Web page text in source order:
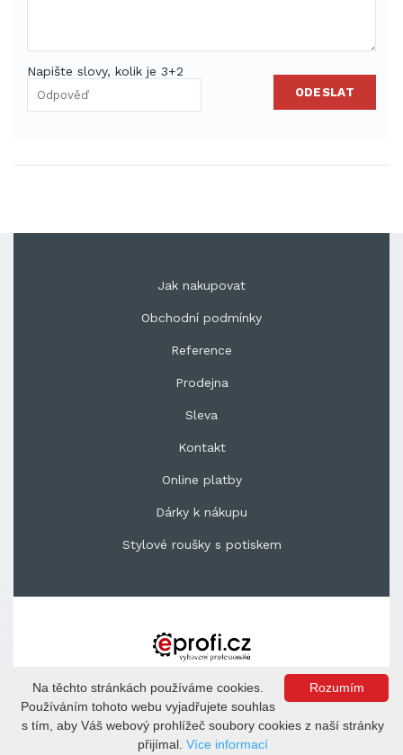
Napište slovy, kolik je 3+2
ODESLAT
Jak nakupovat
Obchodní podmínky
Reference
Prodejna
Sleva
Kontakt
Online platby
Dárky k nákupu
Stylové roušky s potiskem
Copyright © 2020 EPROFI.CZ s.r.o.
Kontaktujte nás +420 739 469 906, 739 469 906;
info@zdravotnipotrebyplus.cz
Rozumím
Na těchto stránkách používáme cookies.
Používáním tohoto webu vyjadřujete souhlas
s tím, aby Váš webový prohlížeč soubory cookies z naší stránky
přijímal. Více informací